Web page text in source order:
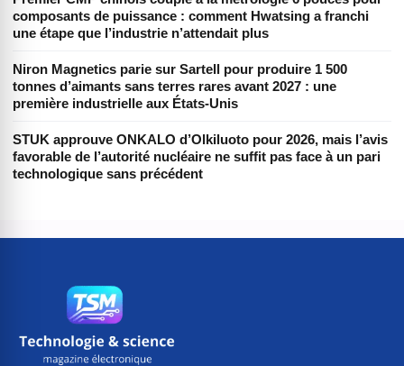
composants de puissance : comment Hwatsing a franchi
une étape que l’industrie n’attendait plus
Niron Magnetics parie sur Sartell pour produire 1 500
tonnes d’aimants sans terres rares avant 2027 : une
première industrielle aux États-Unis
STUK approuve ONKALO d’Olkiluoto pour 2026, mais l’avis
favorable de l’autorité nucléaire ne suffit pas face à un pari
technologique sans précédent